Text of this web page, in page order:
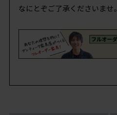
なにとぞご了承くださいませ。